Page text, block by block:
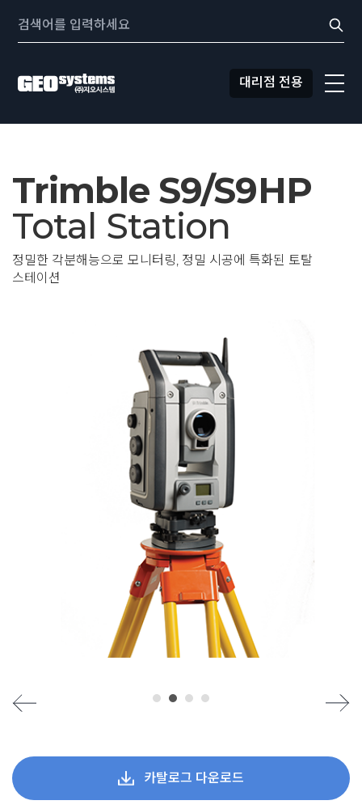
바로가기
Search:
대리점 전용
Trimble S9/S9HP
Total Station
정밀한 각분해능으로 모니터링, 정밀 시공에 특화된 토탈
스테이션
카탈로그 다운로드